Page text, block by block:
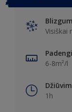
Visiškai
6-8m²/l
1h